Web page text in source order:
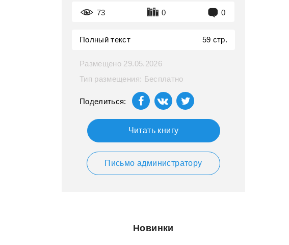
73 0 0
Полный текст 59 стр.
Размещено 29.05.2026
Тип размещения: Бесплатно
Поделиться:
Читать книгу
Письмо администратору
Новинки